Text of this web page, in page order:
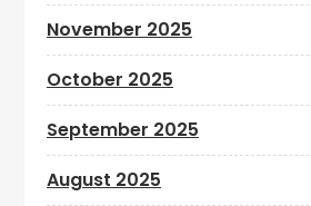
November 2025
October 2025
September 2025
August 2025